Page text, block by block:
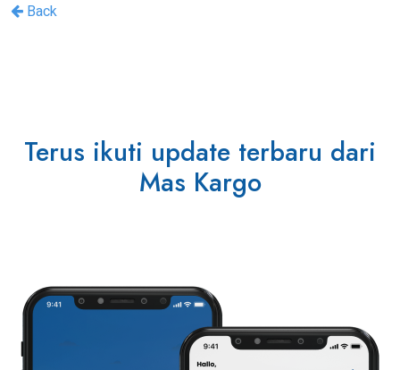
Back
Terus ikuti update terbaru dari
Mas Kargo